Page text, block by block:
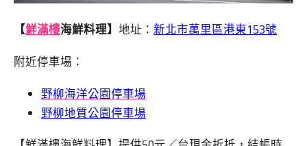
【鮮滿樓海鮮料理】 地址： 新北市萬里區港東153號
附近停車場：
野柳海洋公園停車場
野柳地質公園停車場